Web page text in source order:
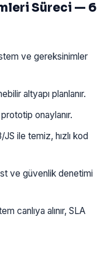
Süreci — 6
ve gereksinimler
altyapı planlanır.
onaylanır.
ile temiz, hızlı kod
ve güvenlik denetimi
canlıya alınır, SLA